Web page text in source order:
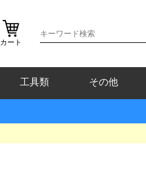
カート
工具類 その他